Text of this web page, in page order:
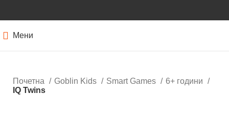
Мени
Почетна Goblin Kids Smart Games
6+ години
IQ Twins